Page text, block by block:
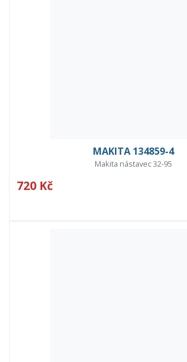
MAKITA 134859-4
Makita nástavec 32-95
720 Kč